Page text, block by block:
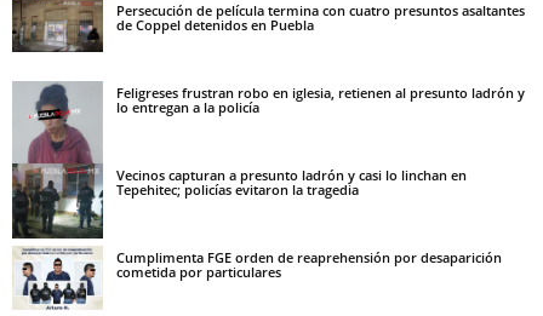
Persecución de película termina con cuatro presuntos asaltantes
de Coppel detenidos en Puebla
Feligreses frustran robo en iglesia, retienen al presunto ladrón y
lo entregan a la policía
Vecinos capturan a presunto ladrón y casi lo linchan en
Tepehitec; policías evitaron la tragedia
Cumplimenta FGE orden de reaprehensión por desaparición
cometida por particulares